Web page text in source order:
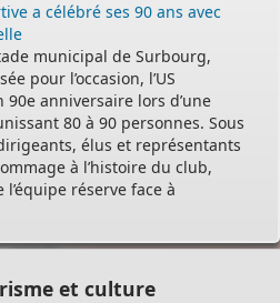
a célébré ses 90 ans avec
municipal de Surbourg,
pour l’occasion, l’US
anniversaire lors d’une
80 à 90 personnes. Sous
élus et représentants
à l’histoire du club,
réserve face à
et culture